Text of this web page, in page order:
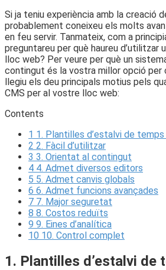
Si ja teniu experiència amb la creació
probablement coneixeu els molts
en feu servir. Tanmateix, com a
preguntareu per què haureu d’utilitzar
lloc web? Per veure per què un
contingut és la vostra millor opció per
llegiu els deu principals motius pels
CMS per al vostre lloc web:
Contents
1 1. Plantilles d’estalvi de
2 2. Fàcil d’utilitzar
3 3. Orientat al contingut
4 4. Admet diversos editors
5 5. Admet canvis globals
6 6. Admet funcions avançades
7 7. Major seguretat
8 8. Costos reduïts
9 9. Eines d’analítica
10 10. Control complet
1. Plantilles d’estalvi de